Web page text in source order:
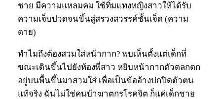
ชาย มีความแหลมคม ใช้ทิ่มแทงหญิงสาวให้ได้รับ
ความเจ็บปวดจนขึ้นสู่สรวงสวรรค์ชั้นเจ็ด (ความ
ตาย)
ทำไมถึงต้องสวมใส่หน้ากาก? พบเห็นตั้งแต่เด็กที่
ขณะเดินขึ้นไปยังห้องพี่สาว หยิบหน้ากากตัวตลกตก
อยู่บนพื้นขึ้นมาสวมใส่ เพื่อเป็นข้ออ้างปกปิดตัวตน
แท้จริง ฉันไม่ใช่คนบ้าฆาตกรโรคจิต ก็แค่เด็กชาย